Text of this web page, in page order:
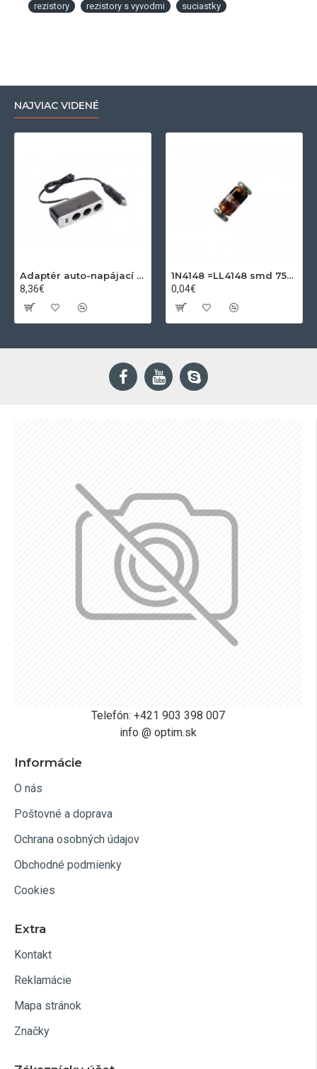
rezistory
rezistory s vyvodmi suciastky
NAJVIAC VIDENÉ
Adaptér auto-napájací 1xkon./3x zdierka- 12/24V, USB 1000mA
8,36€
1N4148 =LL4148 smd 75V,0.15A SOD80C
0,04€
Telefón: +421 903 398 007
info @ optim.sk
Informácie
O nás
Poštovné a doprava
Ochrana osobných údajov
Obchodné podmienky
Cookies
Extra
Kontakt
Reklamácie
Mapa stránok
Značky